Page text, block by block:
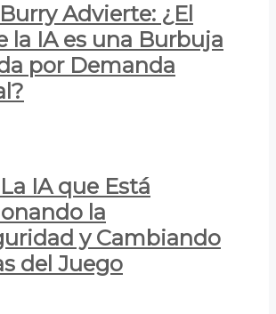
Advierte: ¿El
la IA es una Burbuja
por Demanda
IA que Está
la
y Cambiando
del Juego